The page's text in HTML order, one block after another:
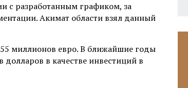
с разработанным графиком, за
Акимат области взял данный
миллионов евро. В ближайшие годы
в качестве инвестиций в